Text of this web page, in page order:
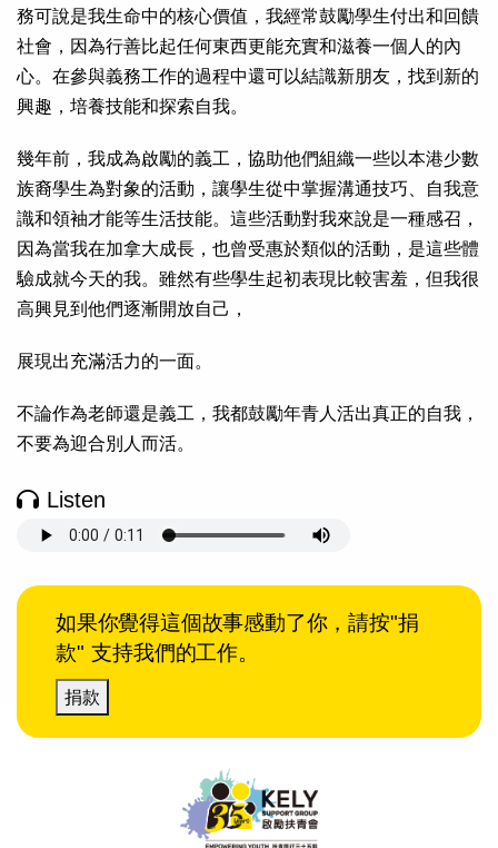
務可說是我生命中的核心價值，我經常鼓勵學生付出和回饋
社會，因為行善比起任何東西更能充實和滋養一個人的內
心。在參與義務工作的過程中還可以結識新朋友，找到新的
興趣，培養技能和探索自我。
幾年前，我成為啟勵的義工，協助他們組織一些以本港少數
族裔學生為對象的活動，讓學生從中掌握溝通技巧、自我意
識和領袖才能等生活技能。這些活動對我來說是一種感召，
因為當我在加拿大成長，也曾受惠於類似的活動，是這些體
驗成就今天的我。雖然有些學生起初表現比較害羞，但我很
高興見到他們逐漸開放自己，
展現出充滿活力的一面。
不論作為老師還是義工，我都鼓勵年青人活出真正的自我，
不要為迎合別人而活。
Listen
如果你覺得這個故事感動了你，請按"捐
款" 支持我們的工作。
捐款